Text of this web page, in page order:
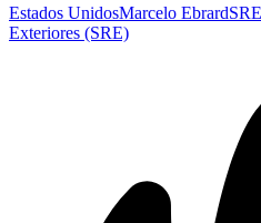
Estados UnidosMarcelo EbrardSRE
Exteriores (SRE)